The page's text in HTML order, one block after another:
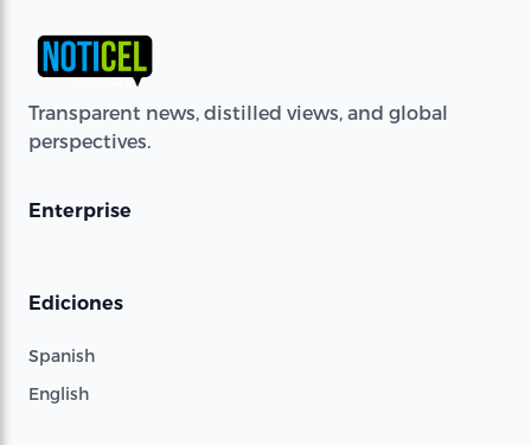
Transparent news, distilled views, and global
perspectives.
Enterprise
Ediciones
Spanish
English